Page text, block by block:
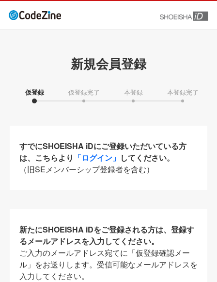
新規会員登録
仮登録 仮登録完了 本登録 本登録完了
すでにSHOEISHA iDにご登録いただいている方
は、こちらより 「ログイン」 してください。
（旧SEメンバーシップ登録者を含む）
新たにSHOEISHA iDをご登録される方は、登録す
るメールアドレスを入力してください。
ご入力のメールアドレス宛てに「仮登録確認メー
ル」をお送りします。受信可能なメールアドレスを
入力してください。